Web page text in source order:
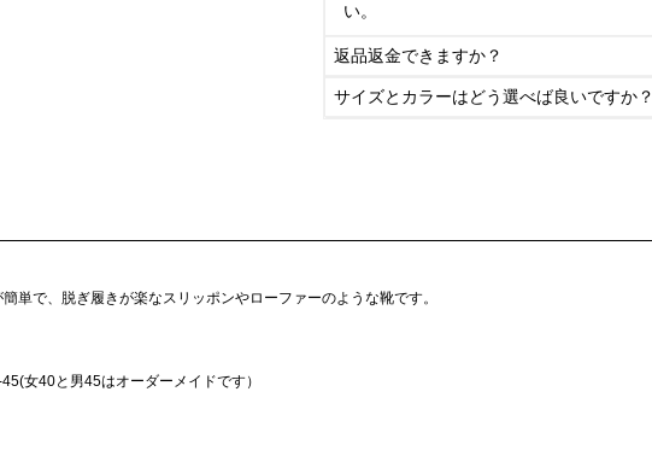
い。
返品返金できますか？
サイズとカラーはどう選べば良いですか？
単で、脱ぎ履きが楽なスリッポンやローファーのような靴です。
女40と男45はオーダーメイドです）